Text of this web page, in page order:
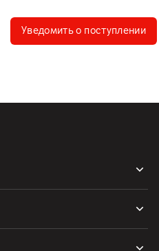
Уведомить о поступлении